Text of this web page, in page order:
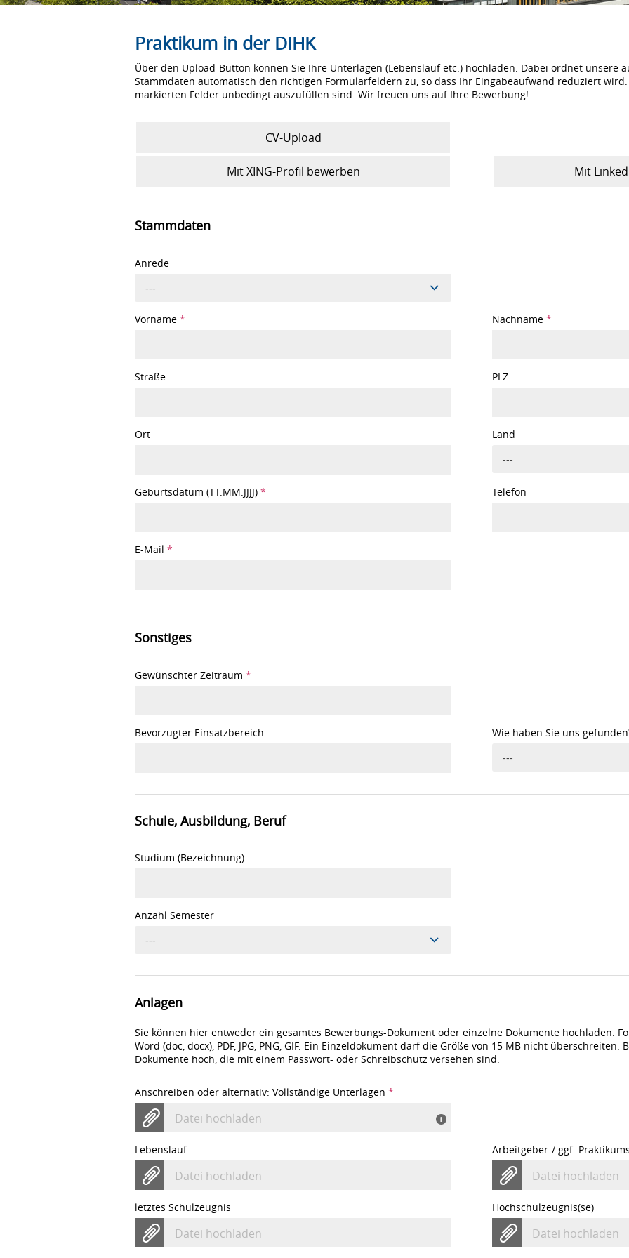
Praktikum in der DIHK
Über den Upload-Button können Sie Ihre Unterlagen (Lebenslauf etc.) hochladen. Dabei ordnet unsere
Stammdaten automatisch den richtigen Formularfeldern zu, so dass Ihr Eingabeaufwand reduziert
markierten Felder unbedingt auszufüllen sind. Wir freuen uns auf Ihre Bewerbung!
CV-Upload
Mit XING-Profil bewerben Mit
Stammdaten
Anrede
---
Vorname * Nachname *
Straße PLZ
Ort Land
---
Geburtsdatum (TT.MM.JJJJ) * Telefon
E-Mail *
Sonstiges
Gewünschter Zeitraum *
Bevorzugter Einsatzbereich Wie haben Sie uns
---
Schule, Ausbildung, Beruf
Studium (Bezeichnung)
Anzahl Semester
---
Anlagen
Sie können hier entweder ein gesamtes Bewerbungs-Dokument oder einzelne Dokumente hochladen.
Word (doc, docx), PDF, JPG, PNG, GIF. Ein Einzeldokument darf die Größe von 15 MB nicht
Dokumente hoch, die mit einem Passwort- oder Schreibschutz versehen sind.
Anschreiben oder alternativ: Vollständige Unterlagen *
Datei hochladen
Lebenslauf
Datei hochladen
Arbeitgeber-/ ggf.
Datei hochladen
letztes Schulzeugnis
Datei hochladen
Hochschulzeugnis(se)
Datei hochladen